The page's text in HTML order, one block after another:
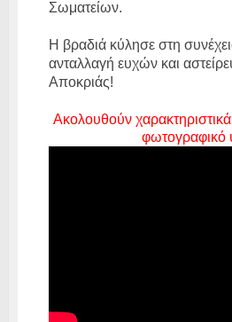
Σωματείων.
Η βραδιά κύλησε στη
ανταλλαγή ευχών και
Αποκριάς!
Ακολουθούν
φωτογραφικό